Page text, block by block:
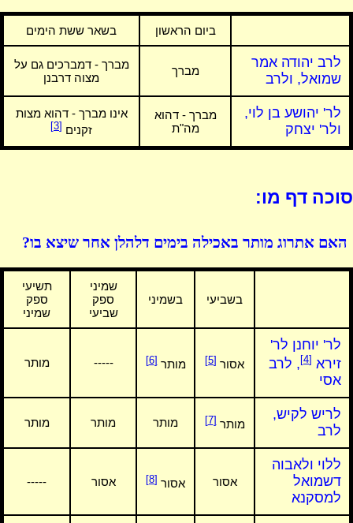
ביום הראשון בשאר ששת הימים
לרב יהודה אמר
שמואל, ולרב
מברך
מברך - דמברכים גם על
מצוה דרבנן
לר' יהושע בן לוי,
ולר' יצחק
מברך - דהוא
מה"ת
אינו מברך - דהוא מצות
זקנים [3]
סוכה דף מו:
האם אתרוג מותר באכילה בימים דלהלן אחר שיצא בו?
בשביעי בשמיני
שמיני
ספק
שביעי
תשיעי
ספק
שמיני
לר' יוחנן לר'
זירא [4]
, לרב
אסי
אסור [5] מותר[6]
----- מותר
לריש לקיש,
לרב
מותר[7] מותר מותר מותר
ללוי ולאבוה
דשמואל
למסקנא
אסור אסור [8] אסור -----